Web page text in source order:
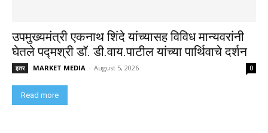
उपमुख्यमंत्री एकनाथ शिंदे यांच्यासह विविध मान्यवरांनी
घेतले पद्मश्री डॉ. डी.वाय.पाटील यांच्या पार्थिवाचे दर्शन
इतर MARKET MEDIA - August 5, 2026 0
Read more